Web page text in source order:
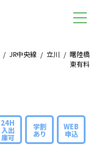
/ JR中央線 / 立川 / 曙陸橋
東有料
24H
入出
庫可
学割
あり
WEB
申込